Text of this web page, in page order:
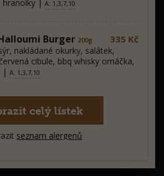
hranolky | A: 1,3,7,10
Burger 200g 335 Kč
nakládané okurky, salátek,
cibule, bbq whisky omáčka,
| A: 1,3,7,10
celý lístek
seznam alergenů